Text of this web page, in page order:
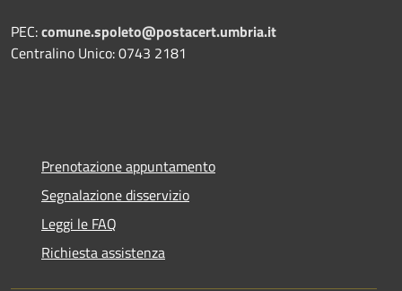
PEC:comune.spoleto@postacert.umbria.it
Centralino Unico: 0743 2181
Prenotazione appuntamento
Segnalazione disservizio
Leggi le FAQ
Richiesta assistenza